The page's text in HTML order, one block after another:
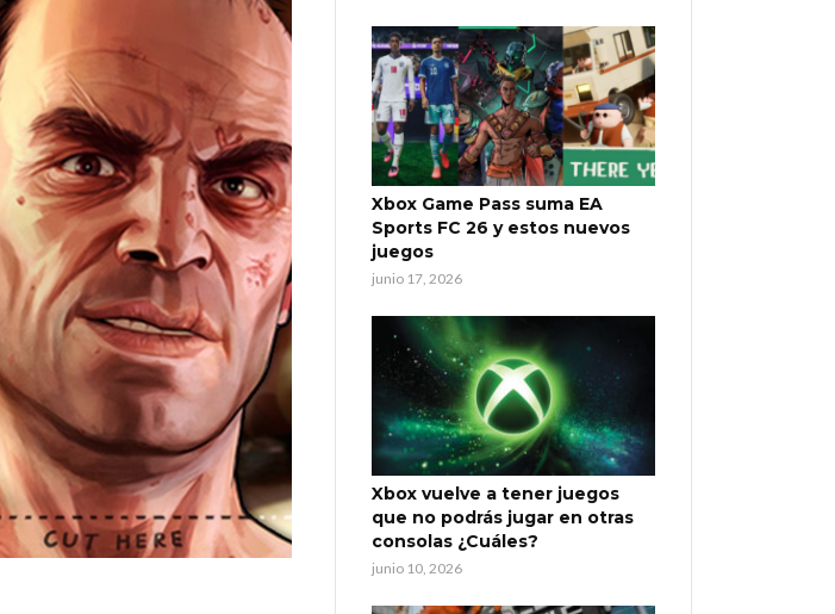
Xbox Game Pass suma EA
Sports FC 26 y estos nuevos
juegos
junio 17, 2026
Xbox vuelve a tener juegos
que no podrás jugar en otras
consolas ¿Cuáles?
junio 10, 2026